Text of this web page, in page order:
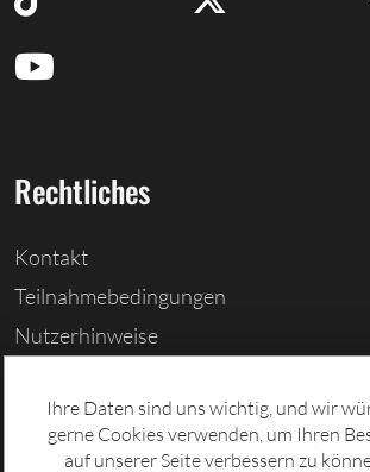
Rechtliches
Kontakt
Teilnahmebedingungen
Nutzerhinweise
Cookies löschen
Datenschutz
Ihre Daten sind uns wichtig, und wir
gerne Cookies verwenden, um Ihren
auf unserer Seite verbessern zu